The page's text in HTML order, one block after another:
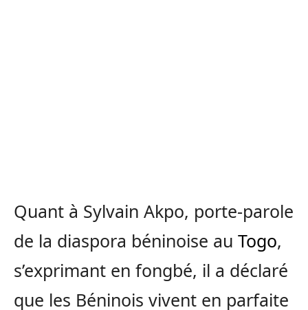
Quant à Sylvain Akpo, porte-parole
de la diaspora béninoise au Togo,
s’exprimant en fongbé, il a déclaré
que les Béninois vivent en parfaite